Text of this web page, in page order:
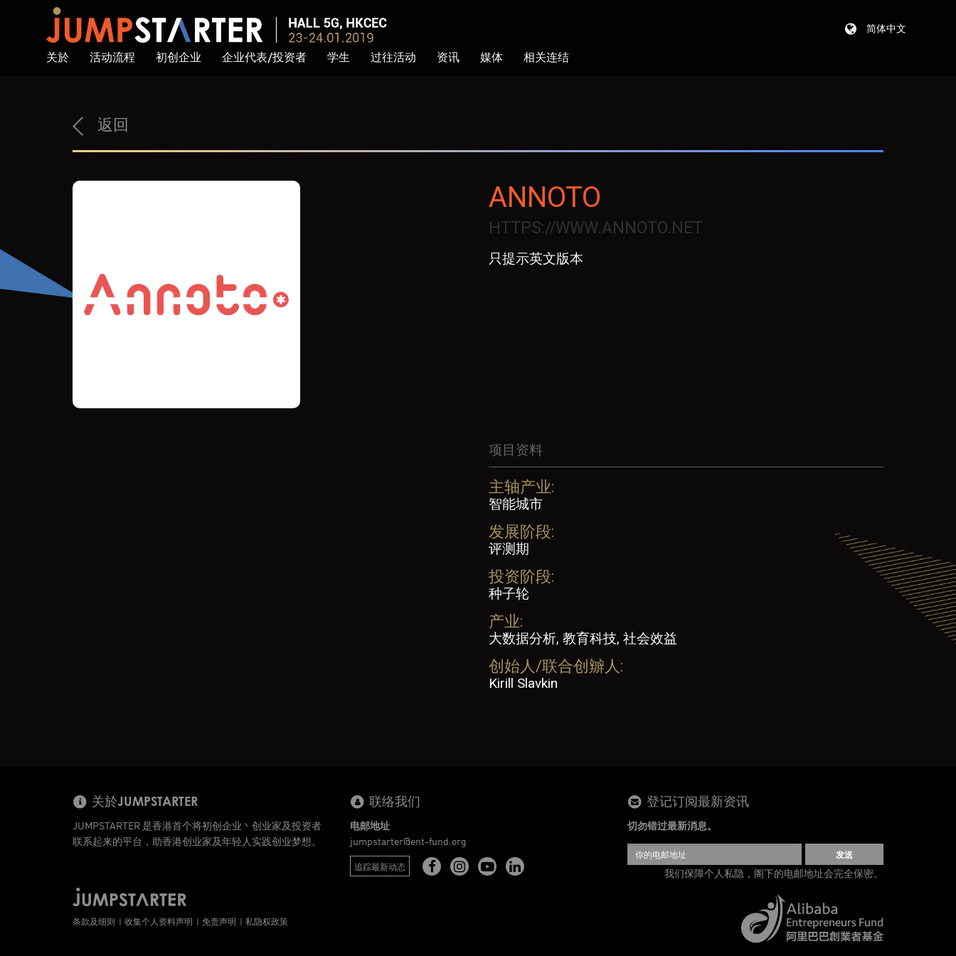
关於 活动流程 初创企业 企业代表/投资者 学生 过往活动 资讯 媒体 相关连结
简体中文
返回
ANNOTO
HTTPS://WWW.ANNOTO.NET
只提示英文版本
项目资料
主轴产业:
智能城市
发展阶段:
评测期
投资阶段:
种子轮
产业:
大数据分析, 教育科技, 社会效益
创始人/联合创辧人:
Kirill Slavkin
关於JUMPSTARTER
JUMPSTARTER 是香港首个将初创企业丶创业家及投资者
联系起来的平台，助香港创业家及年轻人实践创业梦想。
联络我们
电邮地址
jumpstarter@ent-fund.org
追踪最新动态
登记订阅最新资讯
切勿错过最新消息。
发送
我们保障个人私隐，阁下的电邮地址会完全保密。
条款及细则 收集个人资料声明 免责声明 私隐权政策